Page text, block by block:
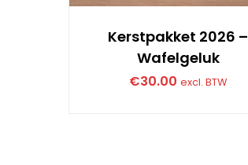
Kerstpakket 2026 –
Wafelgeluk
€30.00 excl. BTW